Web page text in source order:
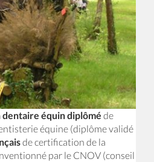
équin diplômé de
équine (diplôme validé
de certification de la
par le CNOV (conseil